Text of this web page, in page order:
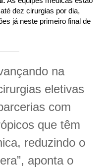
dez cirurgias por dia,
já neste primeiro final de
na
eletivas
com
que têm
reduzindo o
aponta o